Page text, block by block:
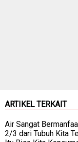
ARTIKEL TERKAIT
Air Sangat
2/3 dari Tubuh Kita